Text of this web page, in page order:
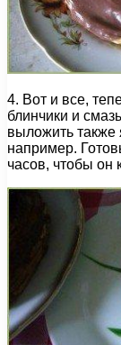
4. Вот и все,
блинчики и
выложить также
например.
часов, чтобы он